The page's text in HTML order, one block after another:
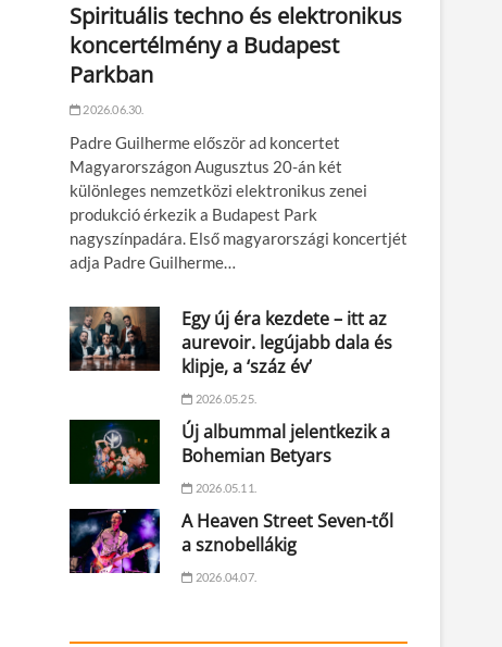
Spirituális techno és elektronikus
koncertélmény a Budapest
Parkban
2026.06.30.
Padre Guilherme először ad koncertet
Magyarországon Augusztus 20-án két
különleges nemzetközi elektronikus zenei
produkció érkezik a Budapest Park
nagyszínpadára. Első magyarországi koncertjét
adja Padre Guilherme…
Egy új éra kezdete – itt az
aurevoir. legújabb dala és
klipje, a ‘száz év’
2026.05.25.
Új albummal jelentkezik a
Bohemian Betyars
2026.05.11.
A Heaven Street Seven-től
a sznobellákig
2026.04.07.